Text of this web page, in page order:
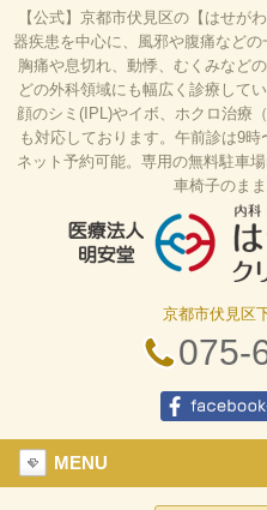
【公式】京都市伏見区の【はせが
器疾患を中心に、風邪や腹痛などの
胸痛や息切れ、動悸、むくみなど
どの外科領域にも幅広く診療して
顔のシミ(IPL)やイボ、ホクロ治療
も対応しております。午前診は9時
ネット予約可能。専用の無料駐車
車椅子のま
はせがわ明安堂クリニ
区の内科、呼吸器科、循
ライン診療、駐車場10
ー、プ
京都市伏見区
075-
MENU